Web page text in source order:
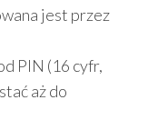
jest przez
PIN (16 cyfr,
aż do